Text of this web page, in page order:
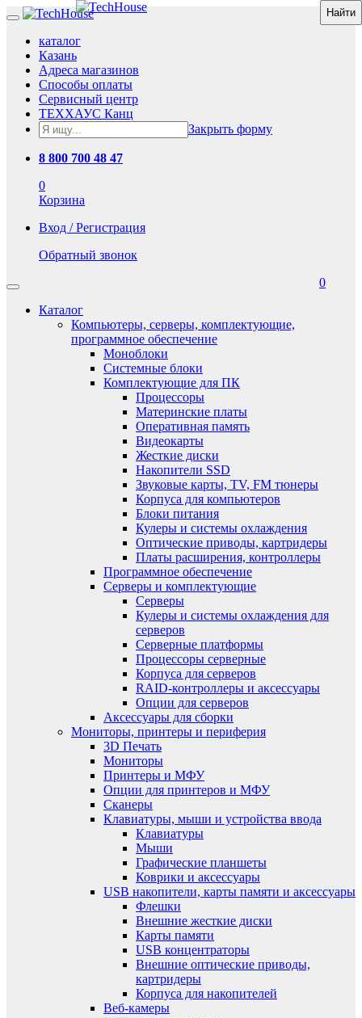
каталог
Казань
Адреса магазинов
Способы оплаты
Сервисный центр
ТЕХХАУС Канц
Закрыть форму
8 800 700 48 47
0
Корзина
Вход / Регистрация
Обратный звонок
0
Каталог
Компьютеры, серверы, комплектующие,
программное обеспечение
Моноблоки
Системные блоки
Комплектующие для ПК
Процессоры
Материнские платы
Оперативная память
Видеокарты
Жесткие диски
Накопители SSD
Звуковые карты, TV, FM тюнеры
Корпуса для компьютеров
Блоки питания
Кулеры и системы охлаждения
Оптические приводы, картридеры
Платы расширения, контроллеры
Программное обеспечение
Серверы и комплектующие
Серверы
Кулеры и системы охлаждения для
серверов
Серверные платформы
Процессоры серверные
Корпуса для серверов
RAID-контроллеры и аксессуары
Опции для серверов
Аксессуары для сборки
Мониторы, принтеры и периферия
3D Печать
Мониторы
Принтеры и МФУ
Опции для принтеров и МФУ
Сканеры
Клавиатуры, мыши и устройства ввода
Клавиатуры
Мыши
Графические планшеты
Коврики и аксессуары
USB накопители, карты памяти и аксессуары
Флешки
Внешние жесткие диски
Карты памяти
USB концентраторы
Внешние оптические приводы,
картридеры
Корпуса для накопителей
Веб-камеры